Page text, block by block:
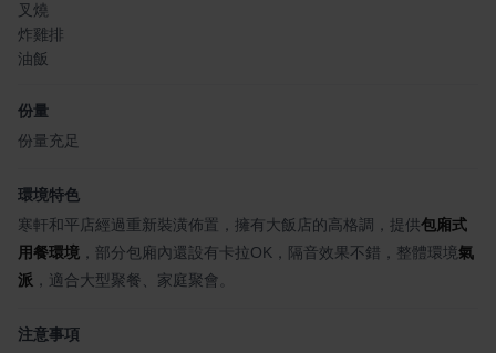
叉燒
炸雞排
油飯
份量
份量充足
環境特色
寒軒和平店經過重新裝潢佈置，擁有大飯店的高格調，提供包廂式
用餐環境 ，部分包廂內還設有卡拉OK，隔音效果不錯，整體環境氣
派 ，適合大型聚餐、家庭聚會。
注意事項